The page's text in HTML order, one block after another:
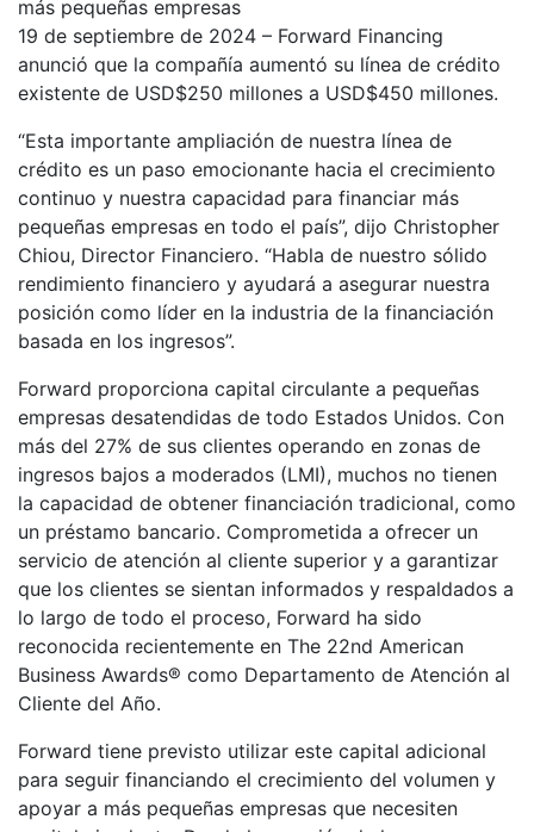
19 de septiembre de 2024 – Forward Financing
anunció que la compañía aumentó su línea de crédito
existente de USD$250 millones a USD$450 millones.
“Esta importante ampliación de nuestra línea de
crédito es un paso emocionante hacia el crecimiento
continuo y nuestra capacidad para financiar más
pequeñas empresas en todo el país”, dijo Christopher
Chiou, Director Financiero. “Habla de nuestro sólido
rendimiento financiero y ayudará a asegurar nuestra
posición como líder en la industria de la financiación
basada en los ingresos”.
Forward proporciona capital circulante a pequeñas
empresas desatendidas de todo Estados Unidos. Con
más del 27% de sus clientes operando en zonas de
ingresos bajos a moderados (LMI), muchos no tienen
la capacidad de obtener financiación tradicional, como
un préstamo bancario. Comprometida a ofrecer un
servicio de atención al cliente superior y a garantizar
que los clientes se sientan informados y respaldados a
lo largo de todo el proceso, Forward ha sido
reconocida recientemente en The 22nd American
Business Awards® como Departamento de Atención al
Cliente del Año.
Forward tiene previsto utilizar este capital adicional
para seguir financiando el crecimiento del volumen y
apoyar a más pequeñas empresas que necesiten